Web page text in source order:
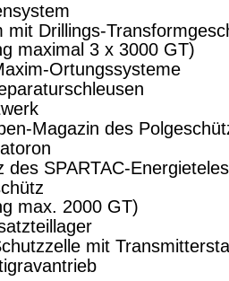
mit Drillings-
maximal 3 x 3000 GT)
Ortungssysteme
Magazin des
des SPARTAC-
max. 2000 GT)
mit